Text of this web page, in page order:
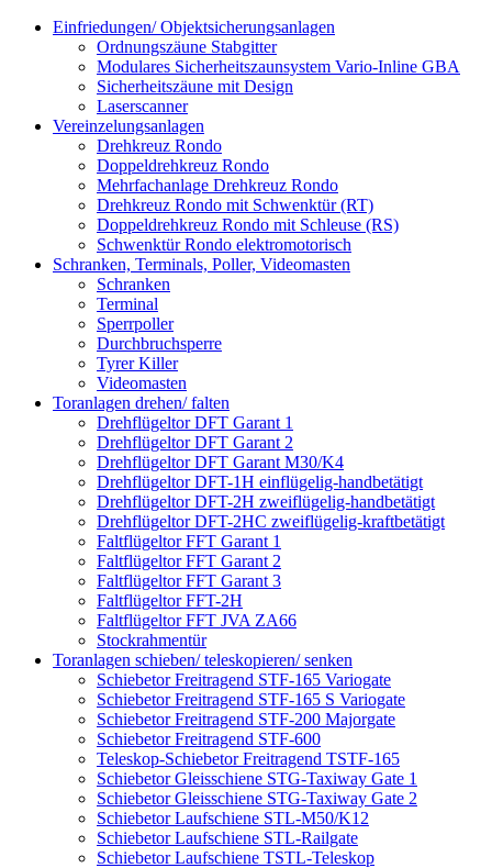
Einfriedungen/ Objektsicherungsanlagen
Ordnungszäune Stabgitter
Modulares Sicherheitszaunsystem Vario-Inline GBA
Sicherheitszäune mit Design
Laserscanner
Vereinzelungsanlagen
Drehkreuz Rondo
Doppeldrehkreuz Rondo
Mehrfachanlage Drehkreuz Rondo
Drehkreuz Rondo mit Schwenktür (RT)
Doppeldrehkreuz Rondo mit Schleuse (RS)
Schwenktür Rondo elektromotorisch
Schranken, Terminals, Poller, Videomasten
Schranken
Terminal
Sperrpoller
Durchbruchsperre
Tyrer Killer
Videomasten
Toranlagen drehen/ falten
Drehflügeltor DFT Garant 1
Drehflügeltor DFT Garant 2
Drehflügeltor DFT Garant M30/K4
Drehflügeltor DFT-1H einflügelig-handbetätigt
Drehflügeltor DFT-2H zweiflügelig-handbetätigt
Drehflügeltor DFT-2HC zweiflügelig-kraftbetätigt
Faltflügeltor FFT Garant 1
Faltflügeltor FFT Garant 2
Faltflügeltor FFT Garant 3
Faltflügeltor FFT-2H
Faltflügeltor FFT JVA ZA66
Stockrahmentür
Toranlagen schieben/ teleskopieren/ senken
Schiebetor Freitragend STF-165 Variogate
Schiebetor Freitragend STF-165 S Variogate
Schiebetor Freitragend STF-200 Majorgate
Schiebetor Freitragend STF-600
Teleskop-Schiebetor Freitragend TSTF-165
Schiebetor Gleisschiene STG-Taxiway Gate 1
Schiebetor Gleisschiene STG-Taxiway Gate 2
Schiebetor Laufschiene STL-M50/K12
Schiebetor Laufschiene STL-Railgate
Schiebetor Laufschiene TSTL-Teleskop